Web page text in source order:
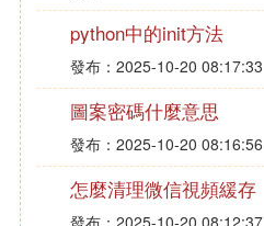
python中的init方法
發布：2025-10-20 08:17:33
圖案密碼什麼意思
發布：2025-10-20 08:16:56
怎麼清理微信視頻緩存
發布：2025-10-20 08:12:37